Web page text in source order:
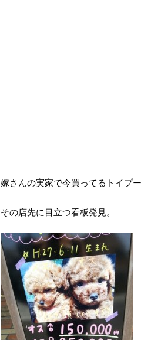
嫁さんの実家で今買ってるトイプ
その店先に目立つ看板発見。